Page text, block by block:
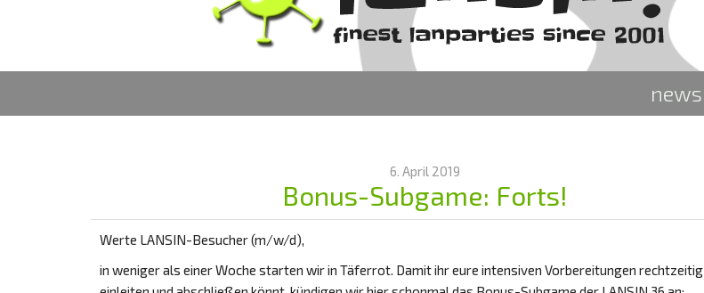
news
6. April 2019
Bonus-Subgame: Forts!
Werte LANSIN-Besucher (m/w/d),
in weniger als einer Woche starten wir in Täferrot. Damit ihr eure intensiven Vorbereitungen rechtzeitig